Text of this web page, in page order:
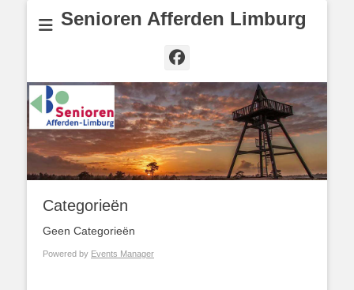
Senioren Afferden Limburg
Facebook
Categorieën
Geen Categorieën
Powered by Events Manager